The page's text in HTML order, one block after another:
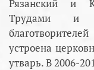
Рязанский и
Трудами и
устроена
утварь. В 2006-